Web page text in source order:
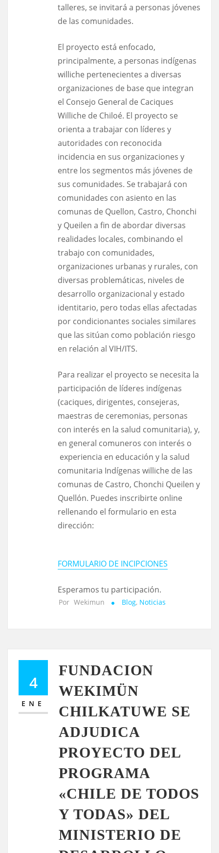
talleres, se invitará a personas jóvenes
de las comunidades.
El proyecto está enfocado,
principalmente, a personas indígenas
williche pertenecientes a diversas
organizaciones de base que integran
el Consejo General de Caciques
Williche de Chiloé. El proyecto se
orienta a trabajar con líderes y
autoridades con reconocida
incidencia en sus organizaciones y
entre los segmentos más jóvenes de
sus comunidades. Se trabajará con
comunidades con asiento en las
comunas de Quellon, Castro, Chonchi
y Queilen a fin de abordar diversas
realidades locales, combinando el
trabajo con comunidades,
organizaciones urbanas y rurales, con
diversas problemáticas, niveles de
desarrollo organizacional y estado
identitario, pero todas ellas afectadas
por condicionantes sociales similares
que las sitúan como población riesgo
en relación al VIH/ITS.
Para realizar el proyecto se necesita la
participación de líderes indígenas
(caciques, dirigentes, consejeras,
maestras de ceremonias, personas
con interés en la salud comunitaria), y,
en general comuneros con interés o
experiencia en educación y la salud
comunitaria Indígenas williche de las
comunas de Castro, Chonchi Queilen y
Quellón. Puedes inscribirte online
rellenando el formulario en esta
dirección:
FORMULARIO DE INCIPCIONES
Esperamos tu participación.
Por Wekimun Blog, Noticias
4
ENE
FUNDACION
WEKIMÜN
CHILKATUWE SE
ADJUDICA
PROYECTO DEL
PROGRAMA
«CHILE DE TODOS
Y TODAS» DEL
MINISTERIO DE